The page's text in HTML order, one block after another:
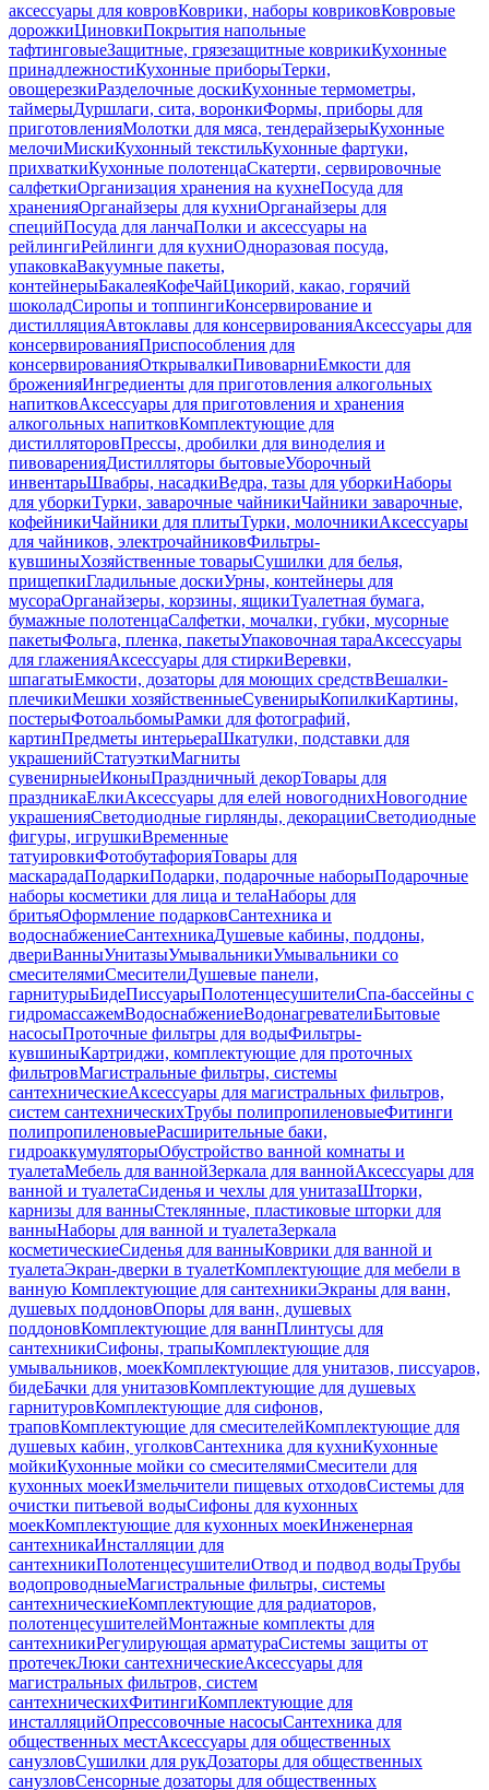
аксессуары для ковровКоврики, наборы ковриковКовровые
дорожкиЦиновкиПокрытия напольные
тафтинговыеЗащитные, грязезащитные коврикиКухонные
принадлежностиКухонные приборыТерки,
овощерезкиРазделочные доскиКухонные термометры,
таймерыДуршлаги, сита, воронкиФормы, приборы для
приготовленияМолотки для мяса, тендерайзерыКухонные
мелочиМискиКухонный текстильКухонные фартуки,
прихваткиКухонные полотенцаСкатерти, сервировочные
салфеткиОрганизация хранения на кухнеПосуда для
храненияОрганайзеры для кухниОрганайзеры для
специйПосуда для ланчаПолки и аксессуары на
рейлингиРейлинги для кухниОдноразовая посуда,
упаковкаВакуумные пакеты,
контейнерыБакалеяКофеЧайЦикорий, какао, горячий
шоколадСиропы и топпингиКонсервирование и
дистилляцияАвтоклавы для консервированияАксессуары для
консервированияПриспособления для
консервированияОткрывалкиПивоварниЕмкости для
броженияИнгредиенты для приготовления алкогольных
напитковАксессуары для приготовления и хранения
алкогольных напитковКомплектующие для
дистилляторовПрессы, дробилки для виноделия и
пивоваренияДистилляторы бытовыеУборочный
инвентарьШвабры, насадкиВедра, тазы для уборкиНаборы
для уборкиТурки, заварочные чайникиЧайники заварочные,
кофейникиЧайники для плитыТурки, молочникиАксессуары
для чайников, электрочайниковФильтры-
кувшиныХозяйственные товарыСушилки для белья,
прищепкиГладильные доскиУрны, контейнеры для
мусораОрганайзеры, корзины, ящикиТуалетная бумага,
бумажные полотенцаСалфетки, мочалки, губки, мусорные
пакетыФольга, пленка, пакетыУпаковочная тараАксессуары
для глаженияАксессуары для стиркиВеревки,
шпагатыЕмкости, дозаторы для моющих средствВешалки-
плечикиМешки хозяйственныеСувенирыКопилкиКартины,
постерыФотоальбомыРамки для фотографий,
картинПредметы интерьераШкатулки, подставки для
украшенийСтатуэткиМагниты
сувенирныеИконыПраздничный декорТовары для
праздникаЕлкиАксессуары для елей новогоднихНовогодние
украшенияСветодиодные гирлянды, декорацииСветодиодные
фигуры, игрушкиВременные
татуировкиФотобутафорияТовары для
маскарадаПодаркиПодарки, подарочные наборыПодарочные
наборы косметики для лица и телаНаборы для
бритьяОформление подарковСантехника и
водоснабжениеСантехникаДушевые кабины, поддоны,
двериВанныУнитазыУмывальникиУмывальники со
смесителямиСмесителиДушевые панели,
гарнитурыБидеПиссуарыПолотенцесушителиСпа-бассейны с
гидромассажемВодоснабжениеВодонагревателиБытовые
насосыПроточные фильтры для водыФильтры-
кувшиныКартриджи, комплектующие для проточных
фильтровМагистральные фильтры, системы
сантехническиеАксессуары для магистральных фильтров,
систем сантехническихТрубы полипропиленовыеФитинги
полипропиленовыеРасширительные баки,
гидроаккумуляторыОбустройство ванной комнаты и
туалетаМебель для ваннойЗеркала для ваннойАксессуары для
ванной и туалетаСиденья и чехлы для унитазаШторки,
карнизы для ванныСтеклянные, пластиковые шторки для
ванныНаборы для ванной и туалетаЗеркала
косметическиеСиденья для ванныКоврики для ванной и
туалетаЭкран-дверки в туалетКомплектующие для мебели в
ванную Комплектующие для сантехникиЭкраны для ванн,
душевых поддоновОпоры для ванн, душевых
поддоновКомплектующие для ваннПлинтусы для
сантехникиСифоны, трапыКомплектующие для
умывальников, моекКомплектующие для унитазов, писсуаров,
бидеБачки для унитазовКомплектующие для душевых
гарнитуровКомплектующие для сифонов,
траповКомплектующие для смесителейКомплектующие для
душевых кабин, уголковСантехника для кухниКухонные
мойкиКухонные мойки со смесителямиСмесители для
кухонных моекИзмельчители пищевых отходовСистемы для
очистки питьевой водыСифоны для кухонных
моекКомплектующие для кухонных моекИнженерная
сантехникаИнсталляции для
сантехникиПолотенцесушителиОтвод и подвод водыТрубы
водопроводныеМагистральные фильтры, системы
сантехническиеКомплектующие для радиаторов,
полотенцесушителейМонтажные комплекты для
сантехникиРегулирующая арматураСистемы защиты от
протечекЛюки сантехническиеАксессуары для
магистральных фильтров, систем
сантехническихФитингиКомплектующие для
инсталляцийОпрессовочные насосыСантехника для
общественных местАксессуары для общественных
санузловСушилки для рукДозаторы для общественных
санузловСенсорные дозаторы для общественных